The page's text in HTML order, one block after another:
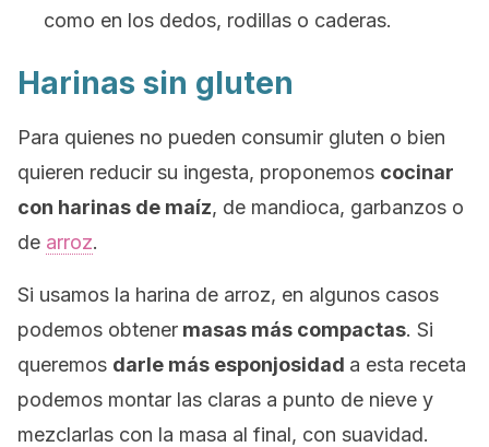
como en los dedos, rodillas o caderas.
Harinas sin gluten
Para quienes no pueden consumir gluten o bien
quieren reducir su ingesta, proponemos cocinar
con harinas de maíz, de mandioca, garbanzos o
de arroz.
Si usamos la harina de arroz, en algunos casos
podemos obtener masas más compactas. Si
queremos darle más esponjosidad a esta receta
podemos montar las claras a punto de nieve y
mezclarlas con la masa al final, con suavidad.